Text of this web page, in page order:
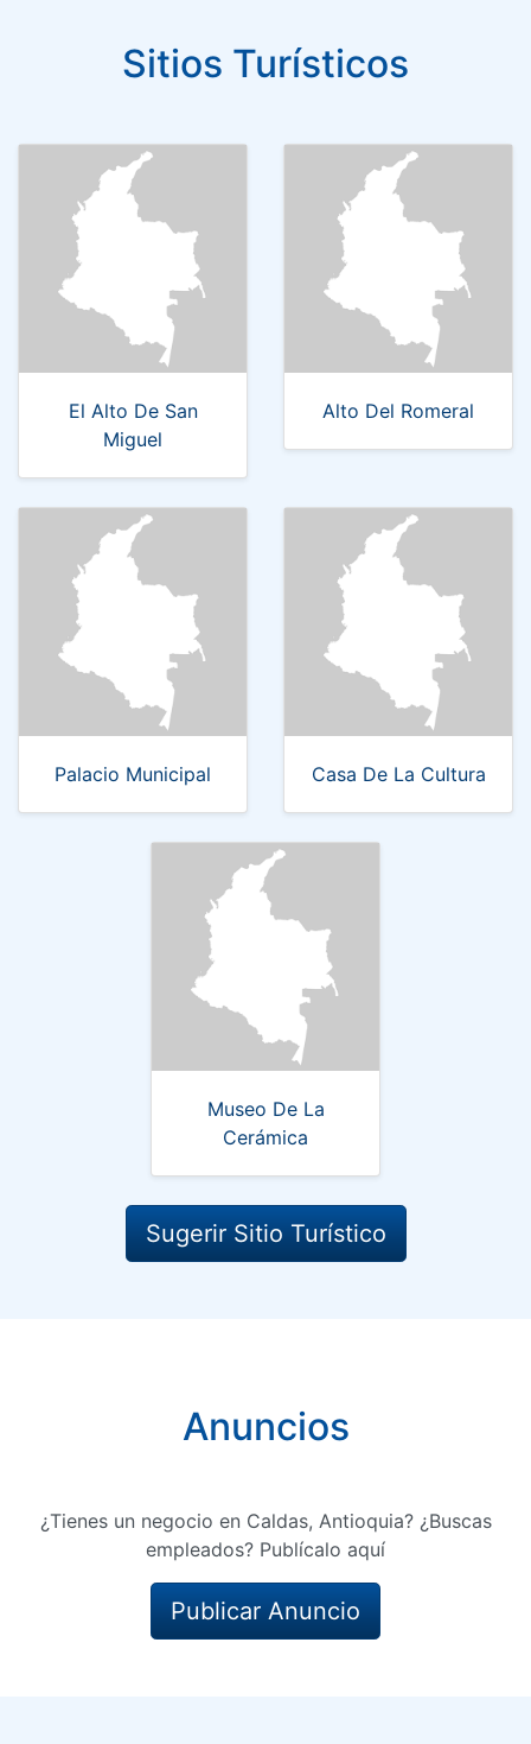
Sitios Turísticos
El Alto De San
Miguel
Alto Del Romeral
Palacio Municipal Casa De La Cultura
Museo De La
Cerámica
Sugerir Sitio Turístico
Anuncios
¿Tienes un negocio en Caldas, Antioquia? ¿Buscas
empleados? Publícalo aquí
Publicar Anuncio